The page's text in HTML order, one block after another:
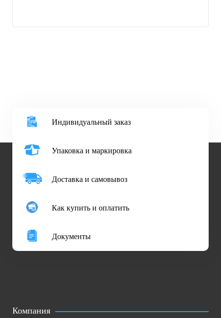
Индивидуальный заказ
Упаковка и маркировка
Доставка и самовывоз
Как купить и оплатить
Документы
Компания